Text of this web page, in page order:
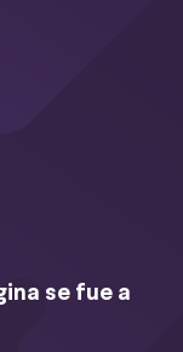
se fue a